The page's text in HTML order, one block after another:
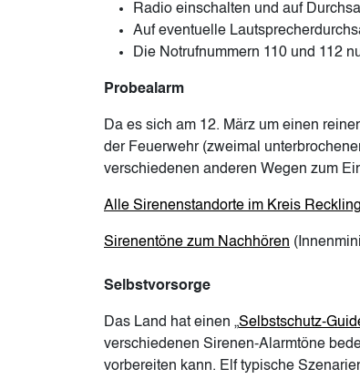
Radio einschalten und auf
Auf eventuelle
Die Notrufnummern 110 und 112
Probealarm
Da es sich am 12. März um einen
der Feuerwehr (zweimal
verschiedenen anderen Wegen zum
Alle Sirenenstandorte im Kreis
Sirenentöne zum Nachhören
Selbstvorsorge
Das Land hat einen „Selbstschutz-
verschiedenen Sirenen-Alarmtöne
vorbereiten kann. Elf typische